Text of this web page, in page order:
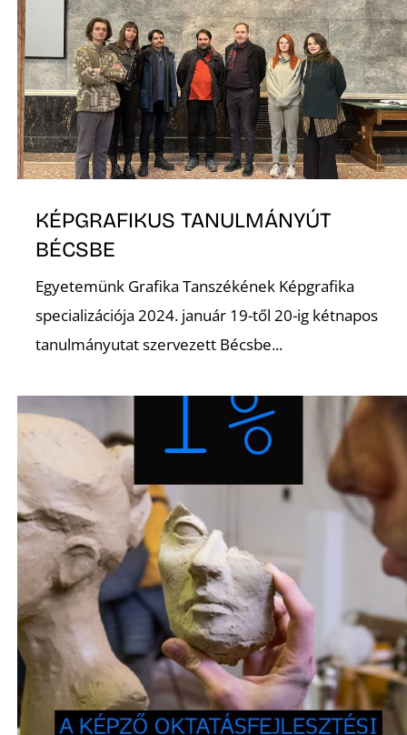
KÉPGRAFIKUS TANULMÁNYÚT
BÉCSBE
Egyetemünk Grafika Tanszékének Képgrafika
specializációja 2024. január 19-től 20-ig kétnapos
tanulmányutat szervezett Bécsbe...